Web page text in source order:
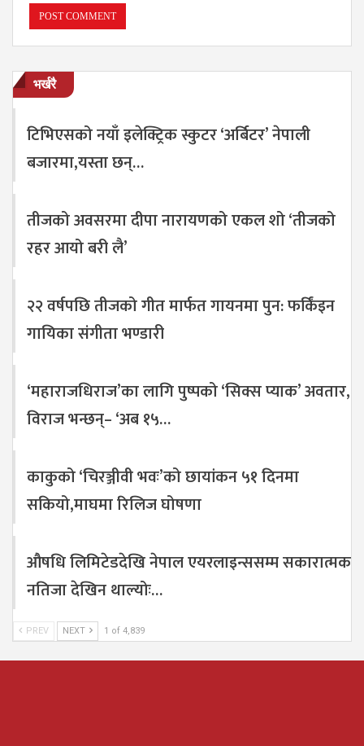
भर्खरै
टिभिएसको नयाँ इलेक्ट्रिक स्कुटर ‘अर्बिटर’ नेपाली
बजारमा,यस्ता छन्…
तीजको अवसरमा दीपा नारायणको एकल शो ‘तीजको
रहर आयो बरी लै’
२२ वर्षपछि तीजको गीत मार्फत गायनमा पुन: फर्किंइन
गायिका संगीता भण्डारी
‘महाराजधिराज’का लागि पुष्पको ‘सिक्स प्याक’ अवतार,
विराज भन्छन्– ‘अब १५…
काकुको ‘चिरञ्जीवी भवः’को छायांकन ५१ दिनमा
सकियो,माघमा रिलिज घोषणा
औषधि लिमिटेडदेखि नेपाल एयरलाइन्ससम्म सकारात्मक
नतिजा देखिन थाल्योः…
PREV NEXT 1 of 4,839